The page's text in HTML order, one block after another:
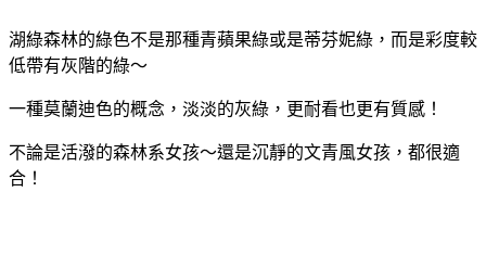
湖綠森林的綠色不是那種青蘋果綠或是蒂芬妮綠，而是彩度較
低帶有灰階的綠～
一種莫蘭迪色的概念，淡淡的灰綠，更耐看也更有質感！
不論是活潑的森林系女孩～還是沉靜的文青風女孩，都很適
合！